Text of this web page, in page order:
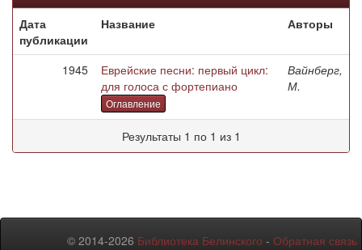
Дата
публикации
Название Авторы
1945
Еврейские песни: первый цикл:
для голоса с фортепиано
Оглавление
Вайнберг,
М.
Результаты 1 по 1 из 1
© 2014-2026 Библиотека Белинского - Обратная связь